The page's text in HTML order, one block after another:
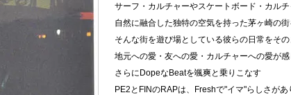
サーフ・カルチャーやスケートボード・カル
自然に融合した独特の空気を持った茅ヶ崎の街
そんな街を遊び場としている彼らの日常をその
地元への愛・友への愛・カルチャーへの愛が感
さらにDopeなBeatを颯爽と乗りこなす
PE2とFINのRAPは、Freshで"イマ"らしさがあ